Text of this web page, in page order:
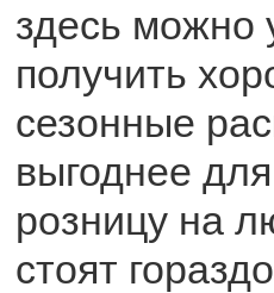
здесь можно
получить
сезонные
выгоднее
розницу на
стоят